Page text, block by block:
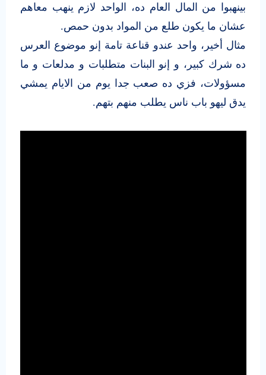
بينهبوا من المال العام ده، الواحد لازم ينهب معاهم
عشان ما يكون طلع من المواد بدون حمص.
مثال أخير، واحد عندو قناعة تامة إنو موضوع العرس
ده شرك كبير، و إنو البنات متطلبات و مدلعات و ما
مسؤولات، فزي ده صعب جدا يوم من الايام يمشي
يدق ليهو باب ناس يطلب منهم بتهم.